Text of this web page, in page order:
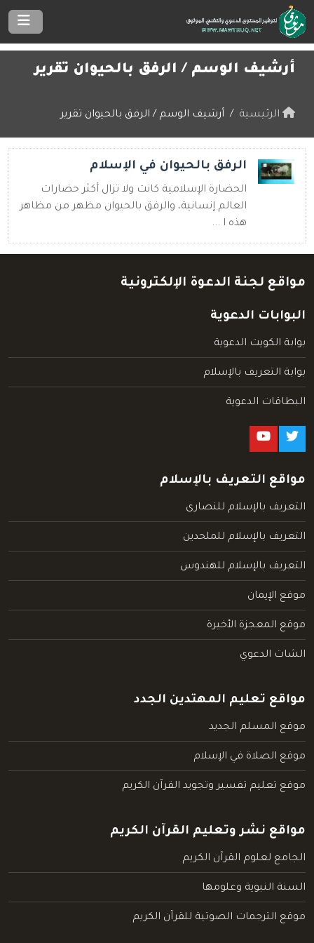
أرشيف الوسم / الرفق بالحيوان تقرير
الرئيسية أرشيف الوسم / الرفق بالحيوان تقرير
الرفق بالحيوان في الإسلام
الحضارة الإسلامية كانت ولا تزال أكثر حضارات
العالم إنسانية، والرفق بالحيوان مظهر من مظاهر
هذه ا ...
مواقع لجنة الدعوة الإلكترونية
البوابات الدعوية
بوابة الكويت الدعوية
بوابة التعريف بالإسلام
البطاقات الدعوية
مواقع التعريف بالإسلام
التعريف بالإسلام للنصارى
التعريف بالإسلام للملحدين
التعريف بالإسلام للهندوس
موقع الإيمان
موقع المعجزة الأخيرة
الشات الدعوي
مواقع تعليم المهتدين الجدد
موقع المسلم الجديد
موقع الصلاة في الإسلام
موقع تعليم تفسير وتجويد القرآن الكريم
مواقع نشر وتعليم القرآن الكريم
الجامع لعلوم القرآن الكريم
السنة النبوية وعلومها
موقع الترجمات الصوتية للقرآن الكريم